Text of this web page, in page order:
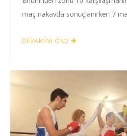
maç nakavtla sonuçlanırken 7
DEVAMINI OKU